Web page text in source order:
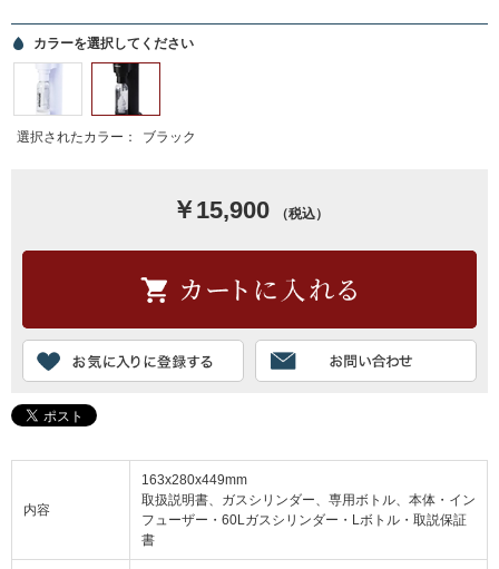
カラーを選択してください
選択されたカラー： ブラック
￥15,900 （税込）
内容
163x280x449mm
取扱説明書、ガスシリンダー、専用ボトル、本体・イン
フューザー・60Lガスシリンダー・Lボトル・取説保証
書